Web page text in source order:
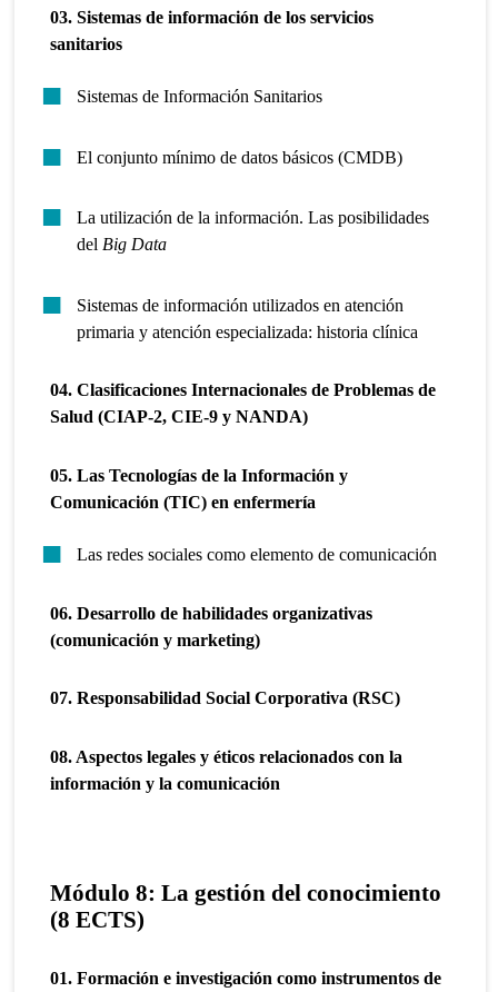
03. Sistemas de información de los servicios
sanitarios
Sistemas de Información Sanitarios
El conjunto mínimo de datos básicos (CMDB)
La utilización de la información. Las posibilidades
del Big Data
Sistemas de información utilizados en atención
primaria y atención especializada: historia clínica
04. Clasificaciones Internacionales de Problemas de
Salud (CIAP-2, CIE-9 y NANDA)
05. Las Tecnologías de la Información y
Comunicación (TIC) en enfermería
Las redes sociales como elemento de comunicación
06. Desarrollo de habilidades organizativas
(comunicación y marketing)
07. Responsabilidad Social Corporativa (RSC)
08. Aspectos legales y éticos relacionados con la
información y la comunicación
Módulo 8: La gestión del conocimiento
(8 ECTS)
01. Formación e investigación como instrumentos de